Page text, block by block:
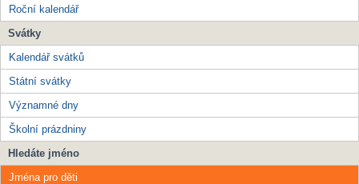
Roční kalendář
Svátky
Kalendář svátků
Státní svátky
Významné dny
Školní prázdniny
Hledáte jméno
Jména pro děti